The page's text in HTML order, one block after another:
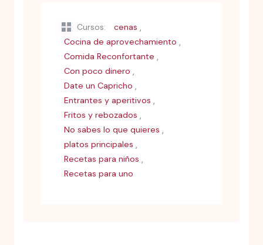
Cursos: cenas ,
Cocina de aprovechamiento ,
Comida Reconfortante ,
Con poco dinero ,
Date un Capricho ,
Entrantes y aperitivos ,
Fritos y rebozados ,
No sabes lo que quieres ,
platos principales ,
Recetas para niños ,
Recetas para uno